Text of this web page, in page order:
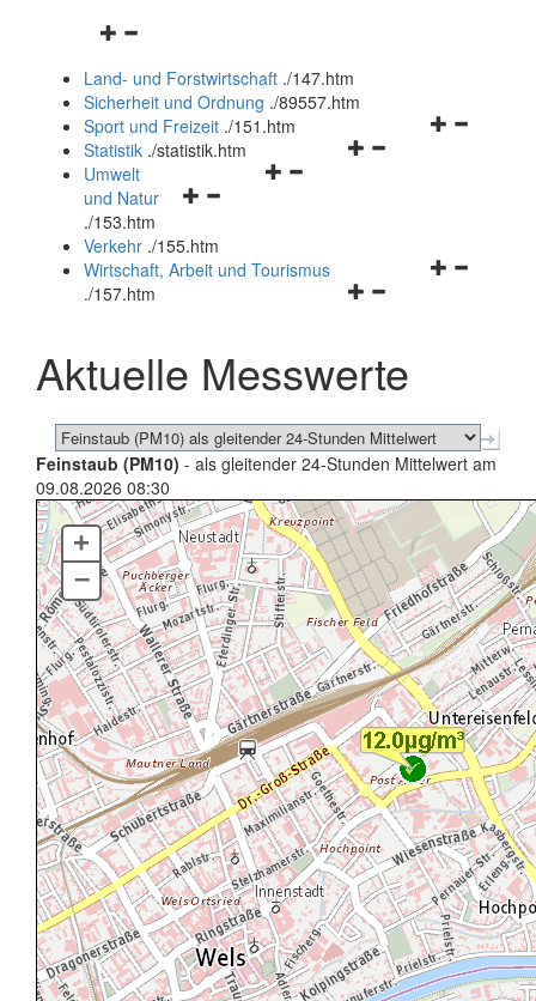
Navigationsmenü
und
schließen
Land- und Forstwirtschaft ./147.htm
Sicherheit und Ordnung ./89557.htm
Navigationsmenü
Sport und Freizeit ./151.htm
Navigationsmenü
Statistik ./statistik.htm
Navigationsmenü
und
schließen
Umwelt
und Natur
./153.htm
Verkehr ./155.htm
Navigationsmenü
schließen
Wirtschaft, Arbeit und Tourismus
./157.htm
Aktuelle Messwerte
Feinstaub (PM10) - als gleitender 24-Stunden Mittelwert am
09.08.2026 08:30
+
–